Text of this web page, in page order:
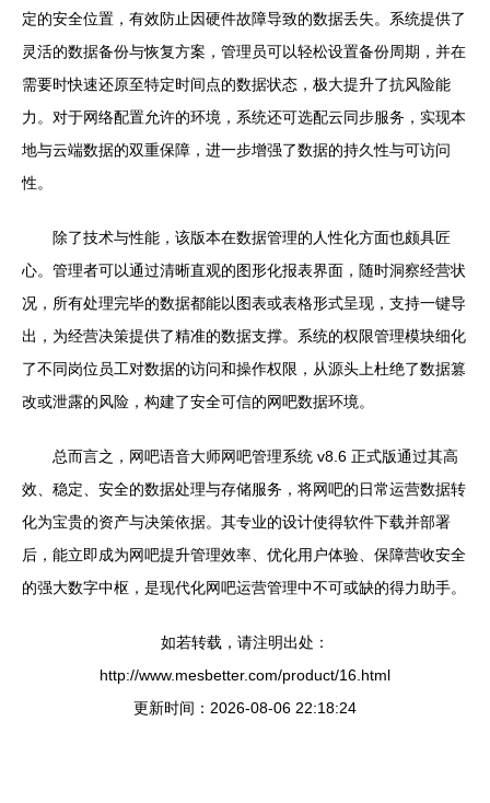
定的安全位置，有效防止因硬件故障导致的数据丢失。系统提供了
灵活的数据备份与恢复方案，管理员可以轻松设置备份周期，并在
需要时快速还原至特定时间点的数据状态，极大提升了抗风险能
力。对于网络配置允许的环境，系统还可选配云同步服务，实现本
地与云端数据的双重保障，进一步增强了数据的持久性与可访问
性。
除了技术与性能，该版本在数据管理的人性化方面也颇具匠
心。管理者可以通过清晰直观的图形化报表界面，随时洞察经营状
况，所有处理完毕的数据都能以图表或表格形式呈现，支持一键导
出，为经营决策提供了精准的数据支撑。系统的权限管理模块细化
了不同岗位员工对数据的访问和操作权限，从源头上杜绝了数据篡
改或泄露的风险，构建了安全可信的网吧数据环境。
总而言之，网吧语音大师网吧管理系统 v8.6 正式版通过其高
效、稳定、安全的数据处理与存储服务，将网吧的日常运营数据转
化为宝贵的资产与决策依据。其专业的设计使得软件下载并部署
后，能立即成为网吧提升管理效率、优化用户体验、保障营收安全
的强大数字中枢，是现代化网吧运营管理中不可或缺的得力助手。
如若转载，请注明出处：
http://www.mesbetter.com/product/16.html
更新时间：2026-08-06 22:18:24